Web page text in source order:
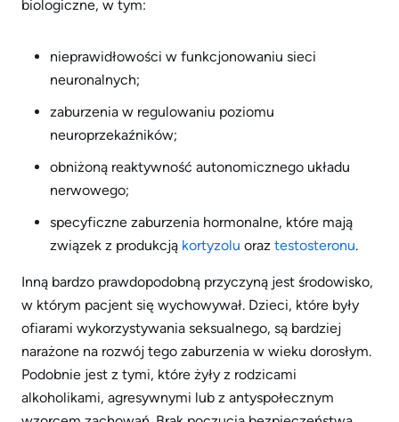
biologiczne, w tym:
nieprawidłowości w funkcjonowaniu sieci
neuronalnych;
zaburzenia w regulowaniu poziomu
neuroprzekaźników;
obniżoną reaktywność autonomicznego układu
nerwowego;
specyficzne zaburzenia hormonalne, które mają
związek z produkcją kortyzolu oraz testosteronu.
Inną bardzo prawdopodobną przyczyną jest środowisko,
w którym pacjent się wychowywał. Dzieci, które były
ofiarami wykorzystywania seksualnego, są bardziej
narażone na rozwój tego zaburzenia w wieku dorosłym.
Podobnie jest z tymi, które żyły z rodzicami
alkoholikami, agresywnymi lub z antyspołecznym